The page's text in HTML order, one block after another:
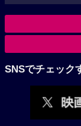
SNSでチェック